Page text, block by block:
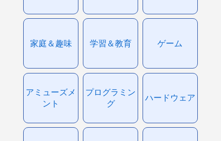
家庭＆趣味 学習＆教育 ゲーム
アミューズメ
ント
プログラミン
グ
ハードウェア